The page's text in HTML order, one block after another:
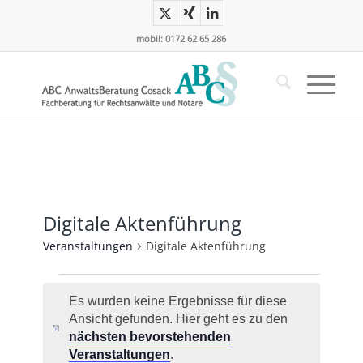
mobil: 0172 62 65 286
Digitale Aktenführung
Veranstaltungen Digitale Aktenführung
Hinweis
Es wurden keine Ergebnisse für diese
Ansicht gefunden. Hier geht es zu den
nächsten bevorstehenden
Veranstaltungen.